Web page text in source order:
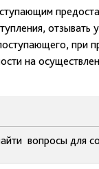
отзывать
на
вопросы для